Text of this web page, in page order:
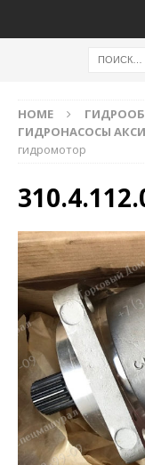
HOME
ГИДРОНАСОСЫ
гидромотор